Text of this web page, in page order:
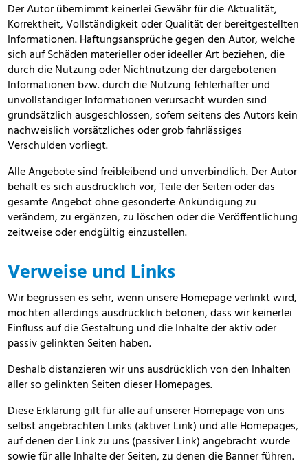
Der Autor übernimmt keinerlei Gewähr für die Aktualität,
Korrektheit, Vollständigkeit oder Qualität der bereitgestellten
Informationen. Haftungsansprüche gegen den Autor, welche
sich auf Schäden materieller oder ideeller Art beziehen, die
durch die Nutzung oder Nichtnutzung der dargebotenen
Informationen bzw. durch die Nutzung fehlerhafter und
unvollständiger Informationen verursacht wurden sind
grundsätzlich ausgeschlossen, sofern seitens des Autors kein
nachweislich vorsätzliches oder grob fahrlässiges
Verschulden vorliegt.
Alle Angebote sind freibleibend und unverbindlich. Der Autor
behält es sich ausdrücklich vor, Teile der Seiten oder das
gesamte Angebot ohne gesonderte Ankündigung zu
verändern, zu ergänzen, zu löschen oder die Veröffentlichung
zeitweise oder endgültig einzustellen.
Verweise und Links
Wir begrüssen es sehr, wenn unsere Homepage verlinkt wird,
möchten allerdings ausdrücklich betonen, dass wir keinerlei
Einfluss auf die Gestaltung und die Inhalte der aktiv oder
passiv gelinkten Seiten haben.
Deshalb distanzieren wir uns ausdrücklich von den Inhalten
aller so gelinkten Seiten dieser Homepages.
Diese Erklärung gilt für alle auf unserer Homepage von uns
selbst angebrachten Links (aktiver Link) und alle Homepages,
auf denen der Link zu uns (passiver Link) angebracht wurde
sowie für alle Inhalte der Seiten, zu denen die Banner führen.